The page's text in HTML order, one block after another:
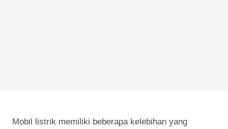
Mobil listrik memiliki beberapa kelebihan yang